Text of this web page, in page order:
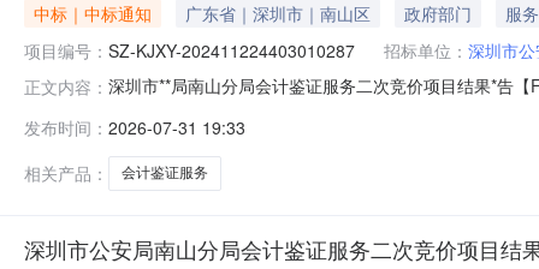
中标｜中标通知 广东省｜深圳市｜南山区 政府部门
服务
项目编号： SZ-KJXY-202411224403010287 招标单位： 深圳市
正文内容： 深圳市**局南山分局会计鉴证服务二次竞价项目结果*告
山派出所徐时海被诈骗案（南山所程诺）采购人联系方
发布时间： 2026-07-31 19:33
相关产品：
会计鉴证服务
深圳市公安局南山分局会计鉴证服务二次竞价项目结